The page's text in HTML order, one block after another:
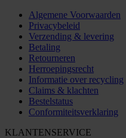
Algemene Voorwaarden
Privacybeleid
Verzending & levering
Betaling
Retourneren
Herroepingsrecht
Informatie over recycling
Claims & klachten
Bestelstatus
Conformiteitsverklaring
KLANTENSERVICE